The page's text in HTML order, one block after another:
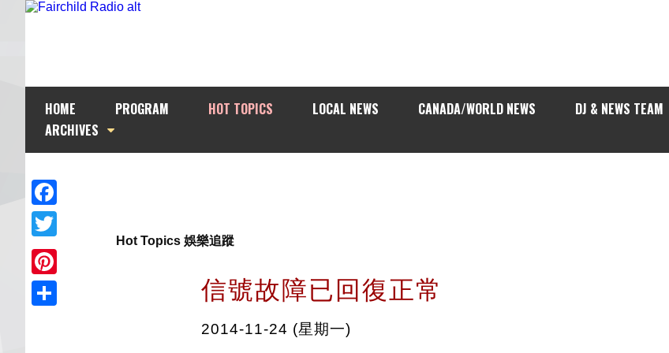
HOME PROGRAM HOT TOPICS LOCAL NEWS CANADA/WORLD NEWS DJ & NEWS TEAM
ARCHIVES
Facebook
Twitter
Pinterest
Hot Topics 娛樂追蹤
信號故障已回復正常
2014-11-24 (星期一)